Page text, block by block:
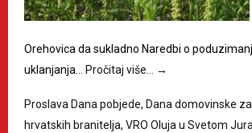
Orehovica da sukladno Naredbi o
uklanjanja… Pročitaj više… →
Proslava Dana pobjede, Dana domovinske
hrvatskih branitelja, VRO Oluja u Svetom